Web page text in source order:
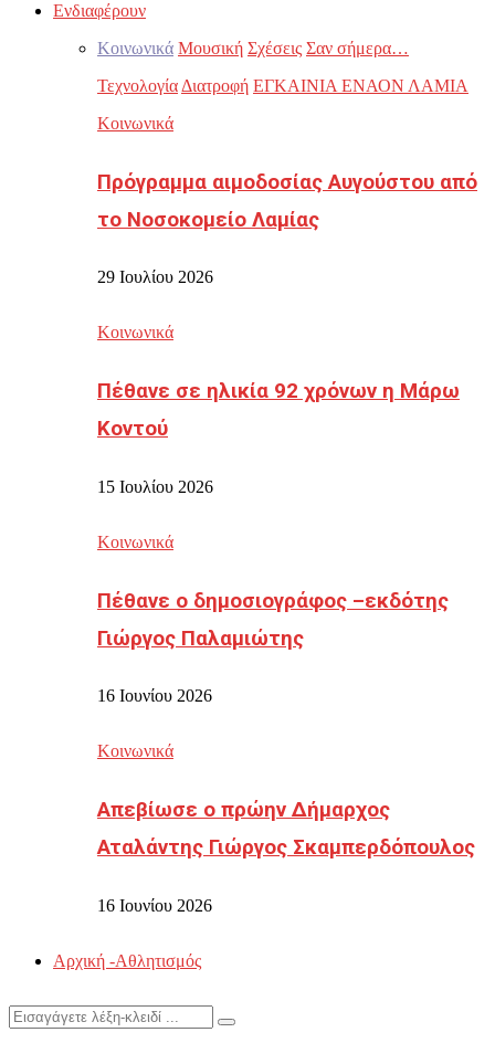
Ενδιαφέρουν
Κοινωνικά Μουσική Σχέσεις Σαν σήμερα…
Τεχνολογία Διατροφή ΕΓΚΑΙΝΙΑ ΕΝΑΟΝ ΛΑΜΙΑ
Κοινωνικά
Πρόγραμμα αιμοδοσίας Αυγούστου από
το Νοσοκομείο Λαμίας
29 Ιουλίου 2026
Κοινωνικά
Πέθανε σε ηλικία 92 χρόνων η Μάρω
Κοντού
15 Ιουλίου 2026
Κοινωνικά
Πέθανε ο δημοσιογράφος –εκδότης
Γιώργος Παλαμιώτης
16 Ιουνίου 2026
Κοινωνικά
Απεβίωσε ο πρώην Δήμαρχος
Αταλάντης Γιώργος Σκαμπερδόπουλος
16 Ιουνίου 2026
Αρχική -Αθλητισμός
Search
Search